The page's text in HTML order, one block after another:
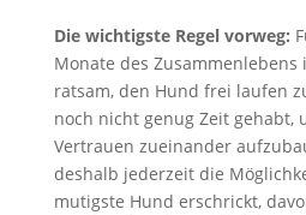
Die wichtigste Regel vorweg:
Monate des
ratsam, den Hund frei laufen
noch nicht genug Zeit gehabt,
Vertrauen zueinander
deshalb jederzeit die
mutigste Hund erschrickt,